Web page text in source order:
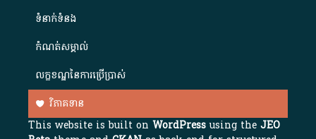
ទំនាក់ទំនង
កំណត់សម្គាល់
លក្ខខណ្ឌនៃការប្រើប្រាស់
វិភាគទាន
This website is built onWordPressusing theJEO